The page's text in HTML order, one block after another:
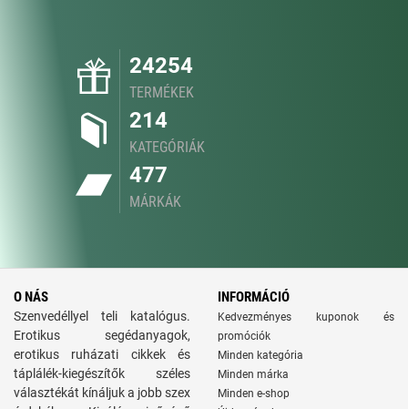
24254
TERMÉKEK
214
KATEGÓRIÁK
477
MÁRKÁK
O NÁS
Szenvedéllyel teli katalógus.
Erotikus segédanyagok,
erotikus ruházati cikkek és
táplálék-kiegészítők széles
választékát kínáljuk a jobb szex
INFORMÁCIÓ
Kedvezményes kuponok és
promóciók
Minden kategória
Minden márka
Minden e-shop